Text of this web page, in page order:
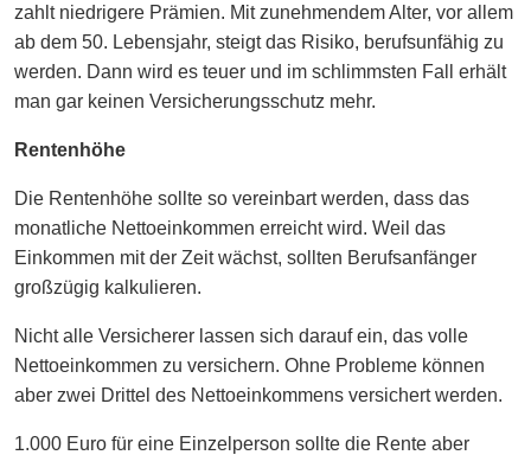
zahlt niedrigere Prämien. Mit zunehmendem Alter, vor allem
ab dem 50. Lebensjahr, steigt das Risiko, berufsunfähig zu
werden. Dann wird es teuer und im schlimmsten Fall erhält
man gar keinen Versicherungsschutz mehr.
Rentenhöhe
Die Rentenhöhe sollte so vereinbart werden, dass das
monatliche Nettoeinkommen erreicht wird. Weil das
Einkommen mit der Zeit wächst, sollten Berufsanfänger
großzügig kalkulieren.
Nicht alle Versicherer lassen sich darauf ein, das volle
Nettoeinkommen zu versichern. Ohne Probleme können
aber zwei Drittel des Nettoeinkommens versichert werden.
1.000 Euro für eine Einzelperson sollte die Rente aber